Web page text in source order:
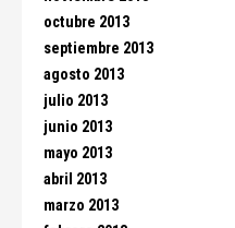
octubre 2013
septiembre 2013
agosto 2013
julio 2013
junio 2013
mayo 2013
abril 2013
marzo 2013